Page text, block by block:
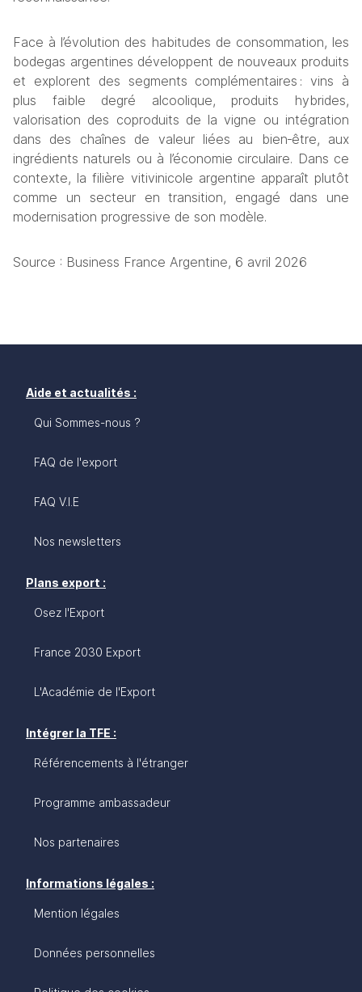
Face à l’évolution des habitudes de consommation, les
bodegas argentines développent de nouveaux produits
et explorent des segments complémentaires : vins à
plus faible degré alcoolique, produits hybrides,
valorisation des coproduits de la vigne ou intégration
dans des chaînes de valeur liées au bien‑être, aux
ingrédients naturels ou à l’économie circulaire. Dans ce
contexte, la filière vitivinicole argentine apparaît plutôt
comme un secteur en transition, engagé dans une
modernisation progressive de son modèle.
Source : Business France Argentine, 6 avril 2026
Aide et actualités :
Qui Sommes-nous ?
FAQ de l'export
FAQ V.I.E
Nos newsletters
Plans export :
Osez l'Export
France 2030 Export
L'Académie de l'Export
Intégrer la TFE :
Référencements à l'étranger
Programme ambassadeur
Nos partenaires
Informations légales :
Mention légales
Données personnelles